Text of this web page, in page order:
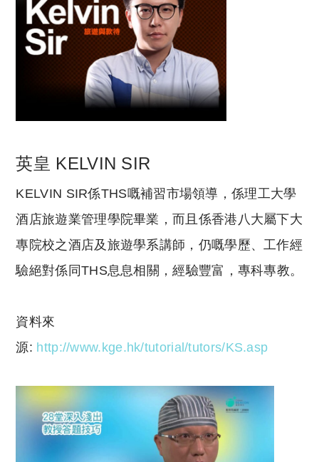
英皇 KELVIN SIR
KELVIN SIR係THS嘅補習市場領導，係理工大學
酒店旅遊業管理學院畢業 ，而且係香港八大屬下大
專院校之酒店及旅遊學系講師 ，仍嘅學歷、工作經
驗絕對係同THS息息相關 ，經驗豐富， 專科專教。
資料來
源: http://www.kge.hk/tutorial/tutors/KS.asp